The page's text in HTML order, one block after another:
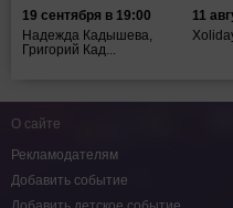
19 сентября в 19:00
Надежда Кадышева,
Григорий Кад...
11
О сайте
Рекламодателям
Добавить событие